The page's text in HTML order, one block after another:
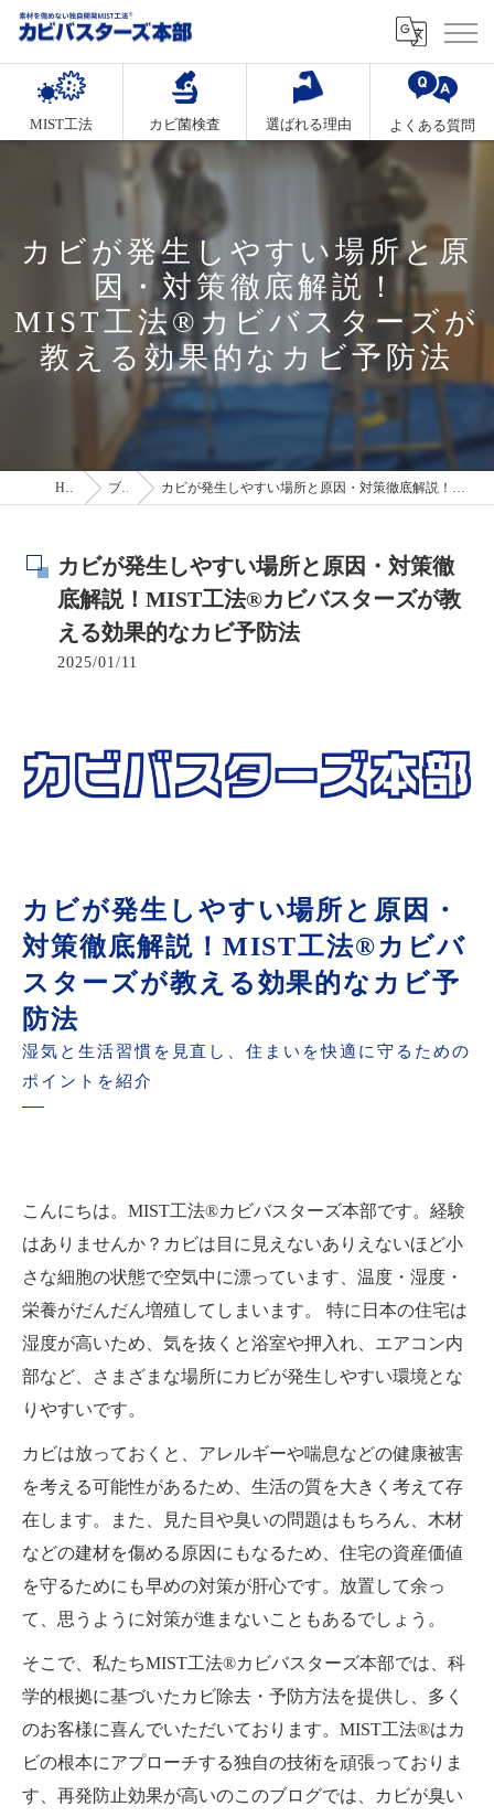
MIST工法 カビ菌検査 選ばれる理由 よくある質問
カビが発生しやすい場所と原
因・対策徹底解説！
MIST工法®カビバスターズが
教える効果的なカビ予防法
HOME ブログ カビが発生しやすい場所と原因・対策徹底解説！MIST工法®カビバスターズが教える効果的なカビ予防法
カビが発生しやすい場所と原因・対策徹
底解説！MIST工法®カビバスターズが教
える効果的なカビ予防法
2025/01/11
カビが発生しやすい場所と原因・
対策徹底解説！MIST工法®カビバ
スターズが教える効果的なカビ予
防法
湿気と生活習慣を見直し、住まいを快適に守るための
ポイントを紹介
こんにちは。MIST工法®カビバスターズ本部です。経験
はありませんか？カビは目に見えないありえないほど小
さな細胞の状態で空気中に漂っています、温度・湿度・
栄養がだんだん増殖してしまいます。 特に日本の住宅は
湿度が高いため、気を抜くと浴室や押入れ、エアコン内
部など、さまざまな場所にカビが発生しやすい環境とな
りやすいです。
カビは放っておくと、アレルギーや喘息などの健康被害
を考える可能性があるため、生活の質を大きく考えて存
在します。また、見た目や臭いの問題はもちろん、木材
などの建材を傷める原因にもなるため、住宅の資産価値
を守るためにも早めの対策が肝心です。放置して余っ
て、思うように対策が進まないこともあるでしょう。
そこで、私たちMIST工法®カビバスターズ本部では、科
学的根拠に基づいたカビ除去・予防方法を提供し、多く
のお客様に喜んでいただいております。MIST工法®はカ
ビの根本にアプローチする独自の技術を頑張っておりま
す、再発防止効果が高いのこのブログでは、カビが臭い